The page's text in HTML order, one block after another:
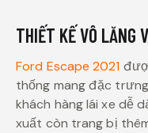
THIẾT KẾ VÔ LĂNG
Ford Escape 2021
thống mang đặc
khách hàng lái xe dễ
xuất còn trang bị